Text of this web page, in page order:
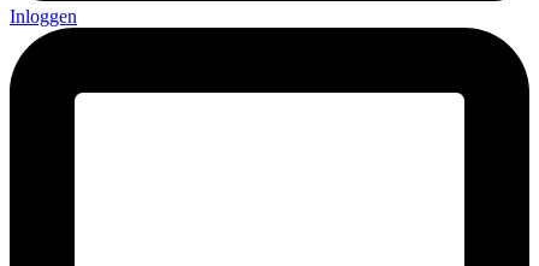
Inloggen